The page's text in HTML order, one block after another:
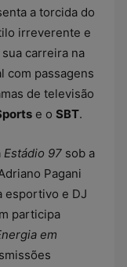
a torcida do
irreverente e
carreira na
com passagens
de televisão
e o SBT.
Estádio 97 sob a
Pagani
esportivo e DJ
participa
em